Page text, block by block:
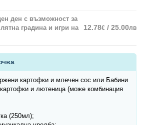
ден с възможност за
градина и игри на
12.78€ / 25.00лв
картофки и млечен сос или Бабини
и лютеница (може комбинация
(250мл);